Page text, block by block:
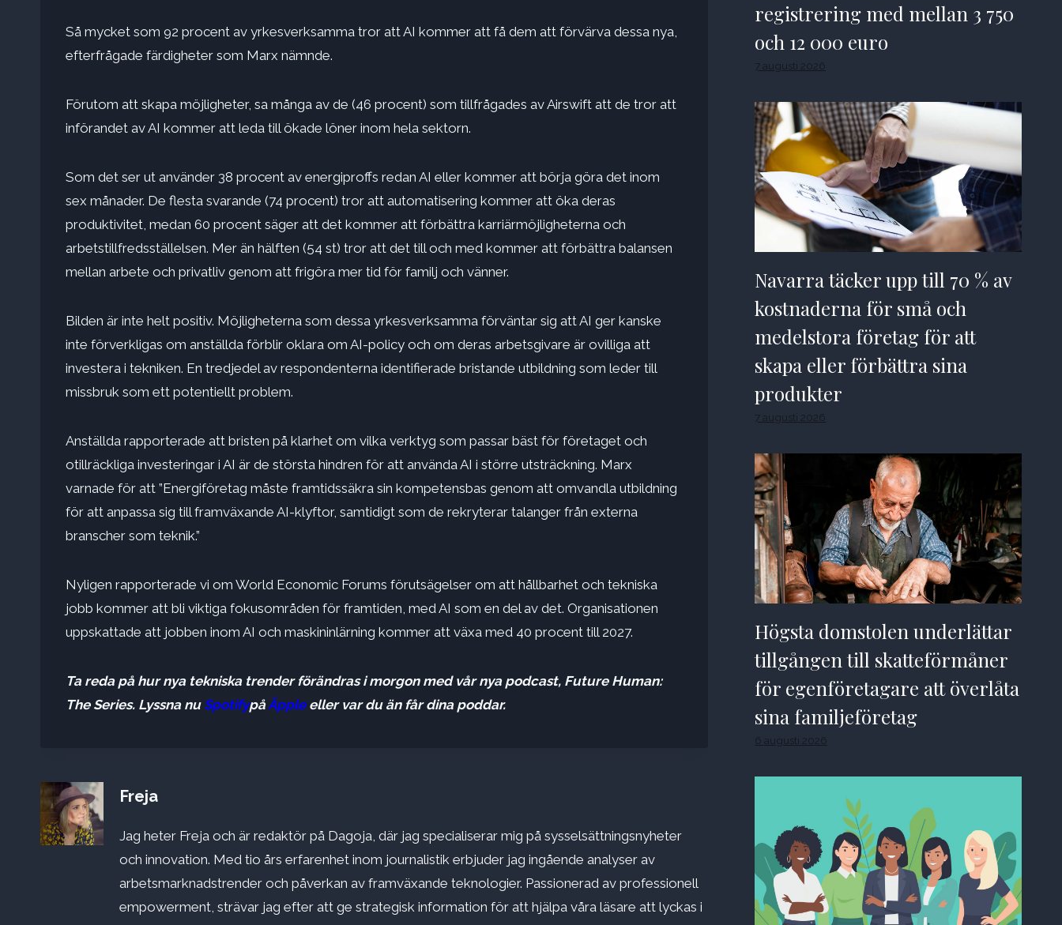
Så mycket som 92 procent av yrkesverksamma tror att AI kommer att få dem att förvärva dessa nya,
efterfrågade färdigheter som Marx nämnde.
Förutom att skapa möjligheter, sa många av de (46 procent) som tillfrågades av Airswift att de tror att
införandet av AI kommer att leda till ökade löner inom hela sektorn.
Som det ser ut använder 38 procent av energiproffs redan AI eller kommer att börja göra det inom
sex månader. De flesta svarande (74 procent) tror att automatisering kommer att öka deras
produktivitet, medan 60 procent säger att det kommer att förbättra karriärmöjligheterna och
arbetstillfredsställelsen. Mer än hälften (54 st) tror att det till och med kommer att förbättra balansen
mellan arbete och privatliv genom att frigöra mer tid för familj och vänner.
Bilden är inte helt positiv. Möjligheterna som dessa yrkesverksamma förväntar sig att AI ger kanske
inte förverkligas om anställda förblir oklara om AI-policy och om deras arbetsgivare är ovilliga att
investera i tekniken. En tredjedel av respondenterna identifierade bristande utbildning som leder till
missbruk som ett potentiellt problem.
Anställda rapporterade att bristen på klarhet om vilka verktyg som passar bäst för företaget och
otillräckliga investeringar i AI är de största hindren för att använda AI i större utsträckning. Marx
varnade för att ”Energiföretag måste framtidssäkra sin kompetensbas genom att omvandla utbildning
för att anpassa sig till framväxande AI-klyftor, samtidigt som de rekryterar talanger från externa
branscher som teknik.”
Nyligen rapporterade vi om World Economic Forums förutsägelser om att hållbarhet och tekniska
jobb kommer att bli viktiga fokusområden för framtiden, med AI som en del av det. Organisationen
uppskattade att jobben inom AI och maskininlärning kommer att växa med 40 procent till 2027.
Ta reda på hur nya tekniska trender förändras i morgon med vår nya podcast, Future Human:
The Series. Lyssna nu SpotifypåÄppleeller var du än får dina poddar.
Freja
Jag heter Freja och är redaktör på Dagoja, där jag specialiserar mig på sysselsättningsnyheter
och innovation. Med tio års erfarenhet inom journalistik erbjuder jag ingående analyser av
arbetsmarknadstrender och påverkan av framväxande teknologier. Passionerad av professionell
empowerment, strävar jag efter att ge strategisk information för att hjälpa våra läsare att lyckas i
registrering med mellan 3 750
och 12 000 euro
7 augusti 2026
Navarra täcker upp till 70 % av
kostnaderna för små och
medelstora företag för att
skapa eller förbättra sina
produkter
7 augusti 2026
Högsta domstolen underlättar
tillgången till skatteförmåner
för egenföretagare att överlåta
sina familjeföretag
6 augusti 2026